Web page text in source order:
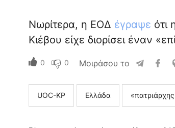
Νωρίτερα, η ΕΟΔ έγραψε ότι
Κιέβου είχε διορίσει έναν
0 0 Μοιράσου το
UOC-KP Ελλάδα